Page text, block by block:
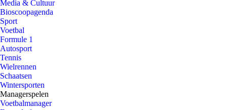
Media & Cultuur
Bioscoopagenda
Sport
Voetbal
Formule 1
Autosport
Tennis
Wielrennen
Schaatsen
Wintersporten
Managerspelen
Voetbalmanager